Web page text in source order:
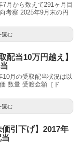
月から数えて291ヶ月目
考察 2025年9月末の円
読む
配当10万円越え】
月の受取配当状況は以
数量 受渡金額［ド
読む
価引下げ】2017年